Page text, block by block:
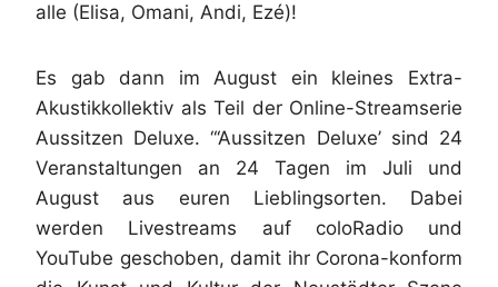
alle (Elisa, Omani, Andi, Ezé)!
Es gab dann im August ein kleines Extra-
Akustikkollektiv als Teil der Online-Streamserie
Aussitzen Deluxe. “‘Aussitzen Deluxe’ sind 24
Veranstaltungen an 24 Tagen im Juli und
August aus euren Lieblingsorten. Dabei
werden Livestreams auf coloRadio und
YouTube geschoben, damit ihr Corona-konform